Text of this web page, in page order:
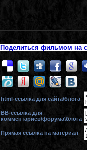
Поделиться фильмом на
html-cсылка для сайта\блога
BB-cсылка для
комментариев\форума\блога
Прямая ссылка на материал